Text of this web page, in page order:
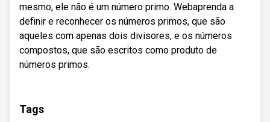
mesmo, ele não é um número primo. Webaprenda a
definir e reconhecer os números primos, que são
aqueles com apenas dois divisores, e os números
compostos, que são escritos como produto de
números primos.
Tags